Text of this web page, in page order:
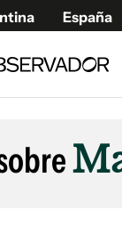
España